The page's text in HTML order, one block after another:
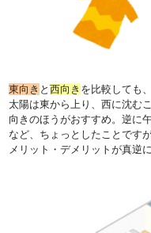
東向き と西向き を比較しても
太陽は東から上り、西に沈む
向きのほうがおすすめ。逆に
など、ちょっとしたことです
メリット・デメリットが真逆